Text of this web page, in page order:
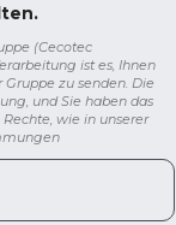
(Cecotec
ist es, Ihnen
zu senden. Die
und Sie haben das
wie in unserer